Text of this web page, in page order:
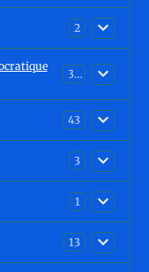
2
30
43
3
1
13